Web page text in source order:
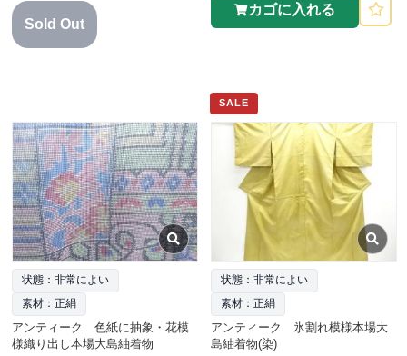
Sold Out
カゴに入れる
状態：非常によい
素材：正絹
アンティーク 色紙に抽象・花模
様織り出し本場大島紬着物
SALE
状態：非常によい
素材：正絹
アンティーク 氷割れ模様本場大
島紬着物(染)